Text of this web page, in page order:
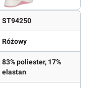
ST94250
Różowy
83% poliester, 17%
elastan